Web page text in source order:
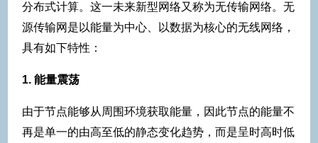
分布式计算。这一未来新型网络又称为无传输网络。无
源传输网是以能量为中心、以数据为核心的无线网络，
具有如下特性：
1. 能量震荡
由于节点能够从周围环境获取能量，因此节点的能量不
再是单一的由高至低的静态变化趋势，而是呈时高时低